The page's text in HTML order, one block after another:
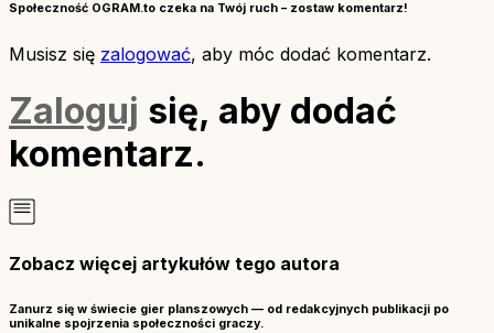
Społeczność OGRAM.to czeka na Twój ruch – zostaw komentarz!
Musisz się zalogować, aby móc dodać komentarz.
Zaloguj się, aby dodać
komentarz.
Zobacz więcej artykułów tego autora
Zanurz się w świecie gier planszowych — od redakcyjnych publikacji po
unikalne spojrzenia społeczności graczy.